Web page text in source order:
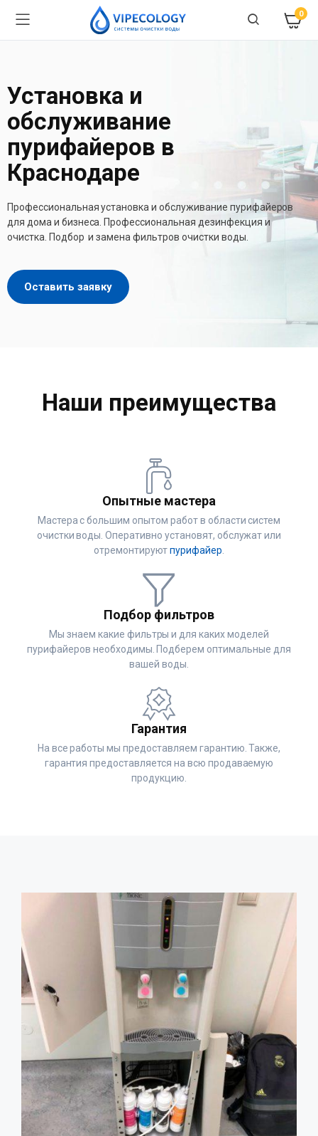
0
Установка и
обслуживание
пурифайеров в
Краснодаре
Профессиональная установка и обслуживание пурифайеров
для дома и бизнеса. Профессиональная дезинфекция и
очистка. Подбор и замена фильтров очистки воды.
Оставить заявку
Наши преимущества
Опытные мастера
Мастера с большим опытом работ в области систем
очистки воды. Оперативно установят, обслужат или
отремонтируютпурифайер
Подбор фильтров
Мы знаем какие фильтры и для каких моделей
пурифайеров необходимы. Подберем оптимальные для
вашей воды.
Гарантия
На все работы мы предоставляем гарантию. Также,
гарантия предоставляется на всю продаваемую
продукцию.